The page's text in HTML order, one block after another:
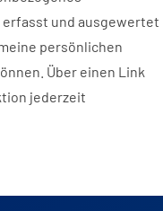
und ausgewertet
persönlichen
Über einen Link
jederzeit